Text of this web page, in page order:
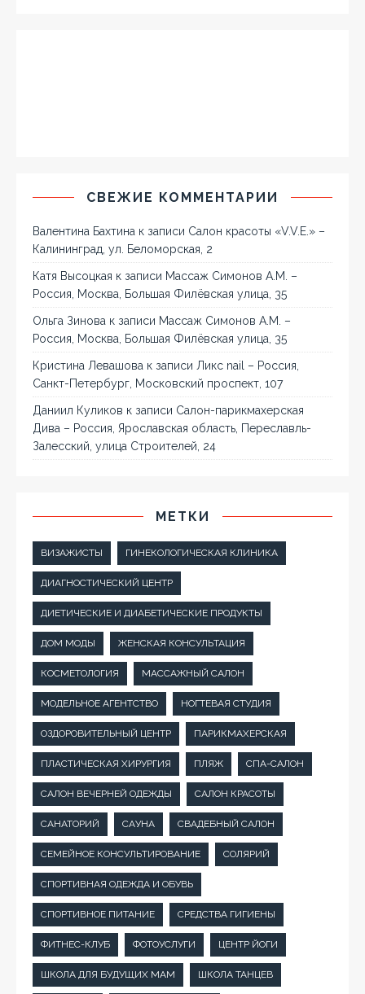
СВЕЖИЕ КОММЕНТАРИИ
Валентина Бахтина к записи Салон красоты «V.V.E.» –
Калининград, ул. Беломорская, 2
Катя Высоцкая к записи Массаж Симонов А.М. –
Россия, Москва, Большая Филёвская улица, 35
Ольга Зинова к записи Массаж Симонов А.М. –
Россия, Москва, Большая Филёвская улица, 35
Кристина Левашова к записи Ликс nail – Россия,
Санкт-Петербург, Московский проспект, 107
Даниил Куликов к записи Салон-парикмахерская
Дива – Россия, Ярославская область, Переславль-
Залесский, улица Строителей, 24
МЕТКИ
ВИЗАЖИСТЫ ГИНЕКОЛОГИЧЕСКАЯ КЛИНИКА
ДИАГНОСТИЧЕСКИЙ ЦЕНТР
ДИЕТИЧЕСКИЕ И ДИАБЕТИЧЕСКИЕ ПРОДУКТЫ
ДОМ МОДЫ ЖЕНСКАЯ КОНСУЛЬТАЦИЯ
КОСМЕТОЛОГИЯ МАССАЖНЫЙ САЛОН
МОДЕЛЬНОЕ АГЕНТСТВО НОГТЕВАЯ СТУДИЯ
ОЗДОРОВИТЕЛЬНЫЙ ЦЕНТР ПАРИКМАХЕРСКАЯ
ПЛАСТИЧЕСКАЯ ХИРУРГИЯ ПЛЯЖ СПА-САЛОН
САЛОН ВЕЧЕРНЕЙ ОДЕЖДЫ САЛОН КРАСОТЫ
САНАТОРИЙ САУНА СВАДЕБНЫЙ САЛОН
СЕМЕЙНОЕ КОНСУЛЬТИРОВАНИЕ СОЛЯРИЙ
СПОРТИВНАЯ ОДЕЖДА И ОБУВЬ
СПОРТИВНОЕ ПИТАНИЕ СРЕДСТВА ГИГИЕНЫ
ФИТНЕС-КЛУБ ФОТОУСЛУГИ ЦЕНТР ЙОГИ
ШКОЛА ДЛЯ БУДУЩИХ МАМ ШКОЛА ТАНЦЕВ